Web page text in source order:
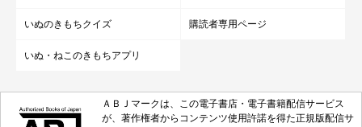
いぬのきもちクイズ 購読者専用ページ
いぬ・ねこのきもちアプリ
ＡＢＪマークは、この電子書店・電子書籍配信サービス
が、著作権者からコンテンツ使用許諾を得た正規版配信サ